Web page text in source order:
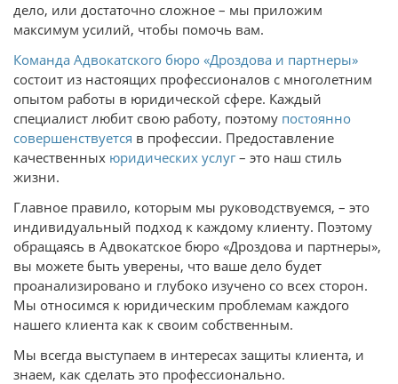
дело, или достаточно сложное – мы приложим
максимум усилий, чтобы помочь вам.
Команда Адвокатского бюро «Дроздова и партнеры»
состоит из настоящих профессионалов с многолетним
опытом работы в юридической сфере. Каждый
специалист любит свою работу, поэтому постоянно
совершенствуется в профессии. Предоставление
качественных юридических услуг– это наш стиль
жизни.
Главное правило, которым мы руководствуемся, – это
индивидуальный подход к каждому клиенту. Поэтому
обращаясь в Адвокатское бюро «Дроздова и партнеры»,
вы можете быть уверены, что ваше дело будет
проанализировано и глубоко изучено со всех сторон.
Мы относимся к юридическим проблемам каждого
нашего клиента как к своим собственным.
Мы всегда выступаем в интересах защиты клиента, и
знаем, как сделать это профессионально.